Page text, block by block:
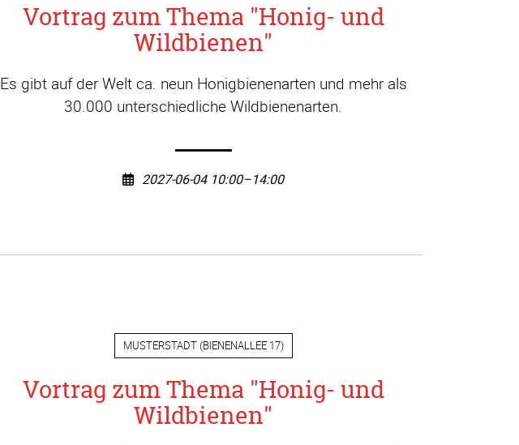
Vortrag zum Thema "Honig- und
Wildbienen"
Es gibt auf der Welt ca. neun Honigbienenarten und mehr als
30.000 unterschiedliche Wildbienenarten.
2027-06-04 10:00–14:00
MUSTERSTADT(BIENENALLEE 17)
Vortrag zum Thema "Honig- und
Wildbienen"